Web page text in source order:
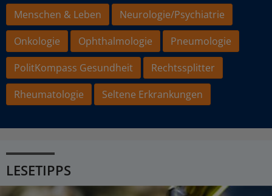
Menschen & Leben
Neurologie/Psychiatrie
Onkologie
Ophthalmologie
Pneumologie
PolitKompass Gesundheit
Rechtssplitter
Rheumatologie
Seltene Erkrankungen
LESETIPPS